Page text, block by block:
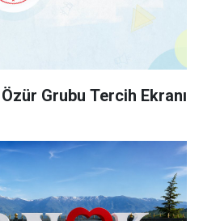
Grubu Tercih Ekranı